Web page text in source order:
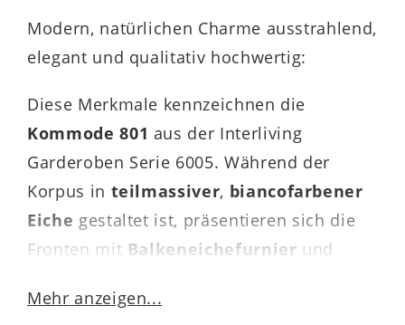
Modern, natürlichen Charme ausstrahlend,
elegant und qualitativ hochwertig:
Diese Merkmale kennzeichnen die
Kommode 801 aus der Interliving
Garderoben Serie 6005. Während der
Korpus in teilmassiver, biancofarbener
Eiche gestaltet ist, präsentieren sich die
Fronten mit Balkeneichefurnier und
erwirkt einen edlen Akzent. Stilvoll und
Mehr anzeigen...